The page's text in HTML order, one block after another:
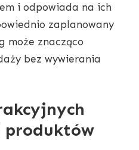
i odpowiada na ich
zaplanowany
może znacząco
bez wywierania
produktów